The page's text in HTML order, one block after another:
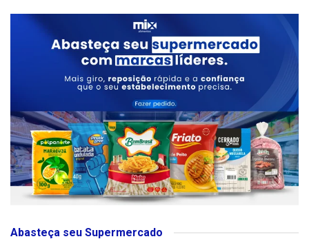
Abasteça seu Supermercado